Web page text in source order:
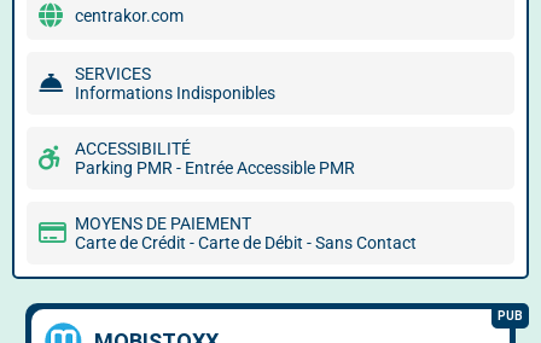
centrakor.com
SERVICES
Informations Indisponibles
ACCESSIBILITÉ
Parking PMR - Entrée Accessible PMR
MOYENS DE PAIEMENT
Carte de Crédit - Carte de Débit - Sans Contact